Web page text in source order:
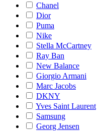
Chanel
Dior
Puma
Nike
Stella McCartney
Ray Ban
New Balance
Giorgio Armani
Marc Jacobs
DKNY
Yves Saint Laurent
Samsung
Georg Jensen